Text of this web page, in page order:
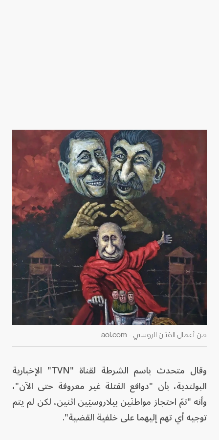
من أعمال الفنان الروسي - aol.com
وقال متحدث باسم الشرطة لقناة "TVN" الإخبارية
البولندية، بأن "دوافع القتلة غير معروفة حتى الآن"،
وأنه "تمّ احتجاز مواطنَين بيلاروسيَين اثنين، لكن لم يتم
توجيه أي تهم إليهما على خلفية القضية".